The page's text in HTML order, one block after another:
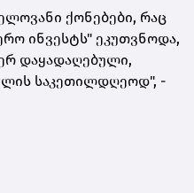
ქონებები, რაც
ინვესტს" ეკუთვნოდა,
დაყადაღებული,
საკეთილდღეოდ", -